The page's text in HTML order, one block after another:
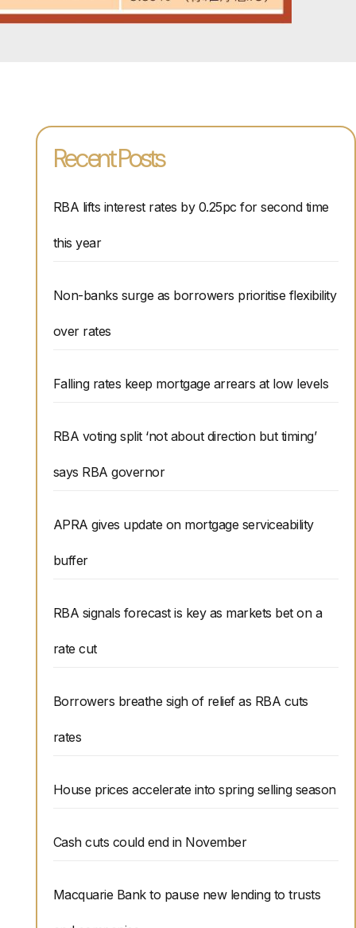
Recent Posts
RBA lifts interest rates by 0.25pc for second time
this year
Non-banks surge as borrowers prioritise flexibility
over rates
Falling rates keep mortgage arrears at low levels
RBA voting split ‘not about direction but timing’
says RBA governor
APRA gives update on mortgage serviceability
buffer
RBA signals forecast is key as markets bet on a
rate cut
Borrowers breathe sigh of relief as RBA cuts
rates
House prices accelerate into spring selling season
Cash cuts could end in November
Macquarie Bank to pause new lending to trusts